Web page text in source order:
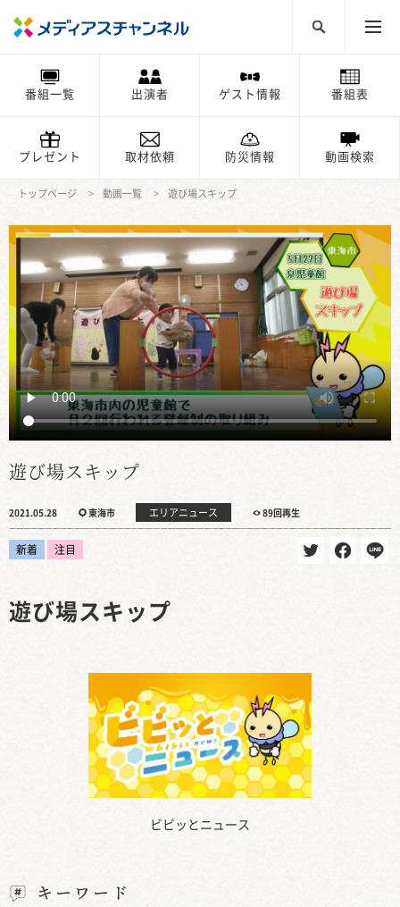
番組一覧 出演者 ゲスト情報 番組表
プレゼント 取材依頼 防災情報 動画検索
トップページ 動画一覧 遊び場スキップ
遊び場スキップ
2021.05.28 東海市 エリアニュース 89回再生
新着 注目
ビビッとニュース
遊び場スキップ
キーワード